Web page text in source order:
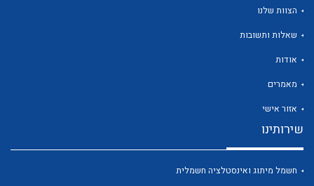
לכל מוצרי היצרן
לכל מוצרי היצרן
הצוות שלנו
שאלות ותשובות
אודות
מאמרים
אזור אישי
שירותינו
חשמל מיתוג ואינסטלציה חשמלית